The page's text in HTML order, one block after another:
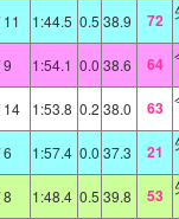
11 1:44.5 0.5 38.9 72
9 1:54.1 0.0 38.6 64
14 1:53.8 0.2 38.0 63
6 1:57.4 0.0 37.3 21
8 1:48.4 0.5 39.8 53